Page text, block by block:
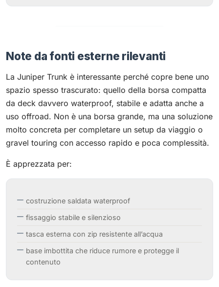
Note da fonti esterne rilevanti
La Juniper Trunk è interessante perché copre bene uno
spazio spesso trascurato: quello della borsa compatta
da deck davvero waterproof, stabile e adatta anche a
uso offroad. Non è una borsa grande, ma una soluzione
molto concreta per completare un setup da viaggio o
gravel touring con accesso rapido e poca complessità.
È apprezzata per:
costruzione saldata waterproof
fissaggio stabile e silenzioso
tasca esterna con zip resistente all’acqua
base imbottita che riduce rumore e protegge il
contenuto